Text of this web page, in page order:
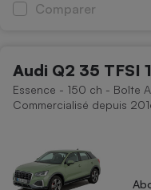
Comparer
Audi Q2 35 TFSI
Essence - 150 ch - Boîte
Commercialisé depuis